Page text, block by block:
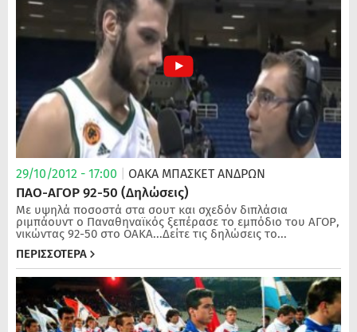
29/10/2012 - 17:00 ΟΑΚΑ ΜΠΆΣΚΕΤ ΑΝΔΡΏΝ
ΠΑΟ-ΑΓΟΡ 92-50 (Δηλώσεις)
Με υψηλά ποσοστά στα σουτ και σχεδόν διπλάσια
ριμπάουντ ο Παναθηναϊκός ξεπέρασε το εμπόδιο του ΑΓΟΡ,
νικώντας 92-50 στο ΟΑΚΑ...Δείτε τις δηλώσεις το...
ΠΕΡΙΣΣΟΤΕΡΑ